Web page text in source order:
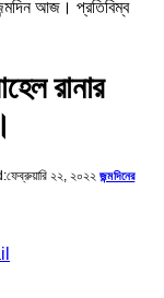
আজ। প্রতিবিম্ব
রানার
ফেব্রুয়ারি ২২, ২০২২ জন্মদিনের